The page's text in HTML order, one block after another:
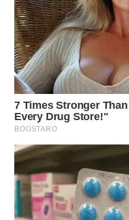
BALI
WN
KALBAR
WN
KALTENG
WN
WN
KALSEL
WN